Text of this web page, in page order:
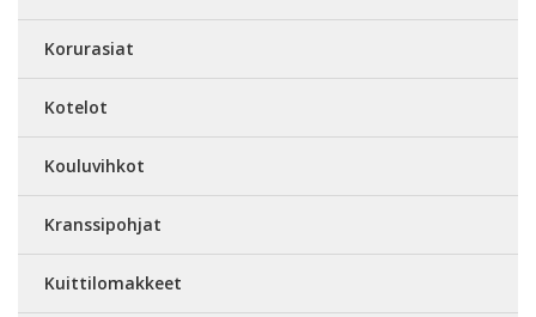
Korurasiat
Kotelot
Kouluvihkot
Kranssipohjat
Kuittilomakkeet